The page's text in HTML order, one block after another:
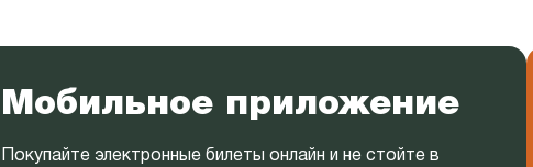
Мобильное приложение
Покупайте электронные билеты онлайн и не стойте в